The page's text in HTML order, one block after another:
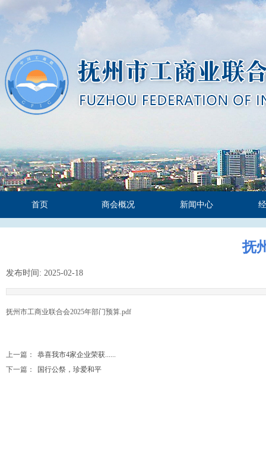
首页 商会概况 新闻中心
抚
发布时间: 2025-02-18
抚州市工商业联合会2025年部门预算.pdf
上一篇：
恭喜我市4家企业荣获......
下一篇：
国行公祭，珍爱和平